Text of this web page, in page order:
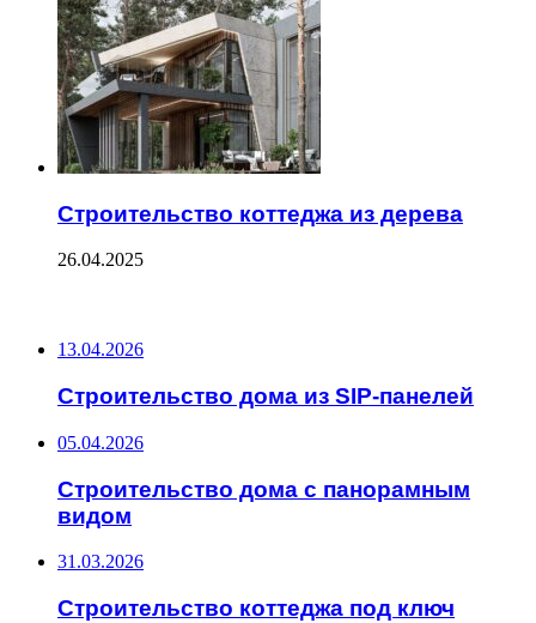
Строительство коттеджа из дерева
26.04.2025
13.04.2026
Строительство дома из SIP-панелей
05.04.2026
Строительство дома с панорамным
видом
31.03.2026
Строительство коттеджа под ключ